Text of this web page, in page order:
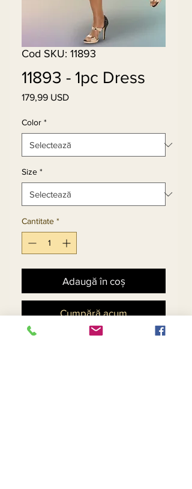
Cod SKU: 11893
11893 - 1pc Dress
179,99 USDPreț
Color *
Size *
Cantitate *
Adaugă în coș
Cumpără acum